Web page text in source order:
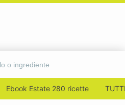
Ebook Estate 280 ricette